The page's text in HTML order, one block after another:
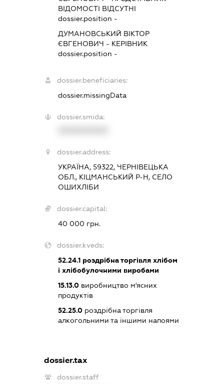
ВІДОМОСТІ ВІДСУТНІ
dossier.position -
ДУМАНОВСЬКИЙ ВІКТОР
ЄВГЕНОВИЧ - КЕРІВНИК
dossier.position -
dossier.beneficiaries:
dossier.missingData
dossier.smida:
dossier.address:
УКРАЇНА, 59322, ЧЕРНІВЕЦЬКА
ОБЛ., КІЦМАНСЬКИЙ Р-Н, СЕЛО
ОШИХЛІБИ
dossier.capital:
40 000 грн.
dossier.kveds:
52.24.1 роздрібна торгівля хлібом
і хлібобулочними виробами
15.13.0 виробництво м'ясних
продуктів
52.25.0 роздрібна торгівля
алкогольними та іншими напоями
dossier.tax
dossier.staff